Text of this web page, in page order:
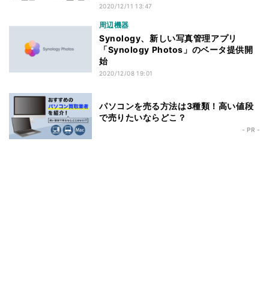
2020/12/11 13:47
周辺機器
Synology、新しい写真管理アプリ
「Synology Photos」のベータ提供開
始
2020/12/08 19:01
パソコンを売る方法は3種類！高い値段
で売りたいならどこ？
- PR -